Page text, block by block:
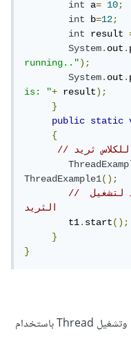
int
a= 10;
int
b=12;
int
result
System.out.
running..");
System.out.
is: "+ result);
}
public
static
{
ThreadExample1();
// هنا استدعاء دالة التنفيذ لتشغيل
        t1
.start();
}
}
دعنا نأخذ مثالاً لفهم كيف يمكننا إنشاء وبدء وتشغيل Thread باستخدام